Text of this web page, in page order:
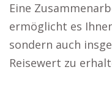
Eine
ermöglicht es
sondern auch
Reisewert zu